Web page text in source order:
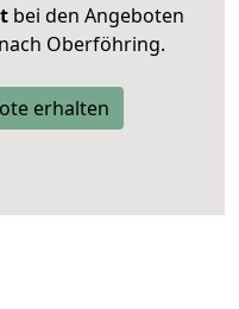
bei den Angeboten
Oberföhring.
erhalten